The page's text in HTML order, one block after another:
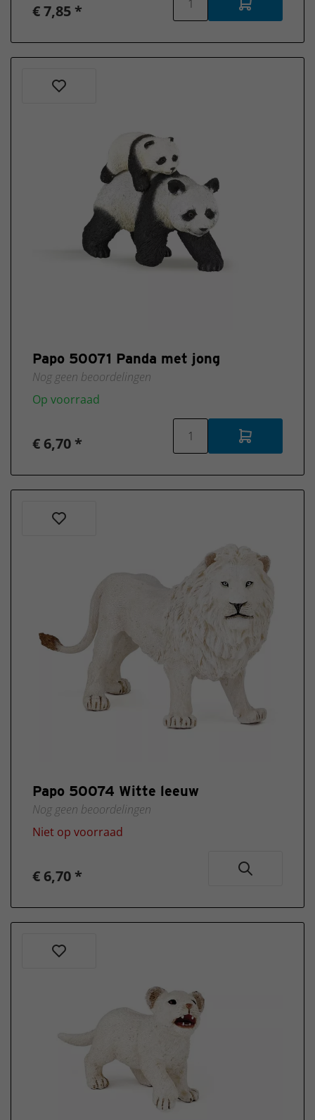
€ 7,85 *
Papo 50071 Panda met jong
Nog geen beoordelingen
Op voorraad
€ 6,70 *
Papo 50074 Witte leeuw
Nog geen beoordelingen
Niet op voorraad
€ 6,70 *